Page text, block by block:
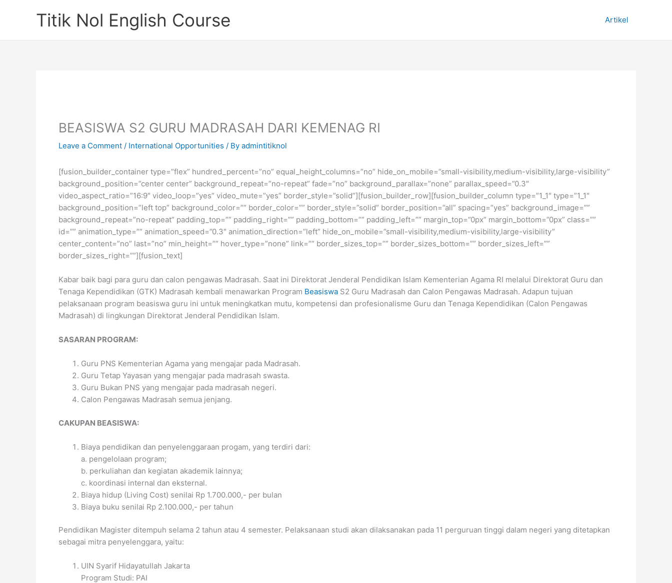
Titik Nol English Course Artikel
BEASISWA S2 GURU MADRASAH DARI KEMENAG RI
Leave a Comment / International Opportunities / By admintitiknol
[fusion_builder_container type=”flex” hundred_percent=”no” equal_height_columns=”no” hide_on_mobile=”small-visibility,medium-visibility,large-visibility”
background_position=”center center” background_repeat=”no-repeat” fade=”no” background_parallax=”none” parallax_speed=”0.3″
video_aspect_ratio=”16:9″ video_loop=”yes” video_mute=”yes” border_style=”solid”][fusion_builder_row][fusion_builder_column type=”1_1″ type=”1_1″
background_position=”left top” background_color=”” border_color=”” border_style=”solid” border_position=”all” spacing=”yes” background_image=””
background_repeat=”no-repeat” padding_top=”” padding_right=”” padding_bottom=”” padding_left=”” margin_top=”0px” margin_bottom=”0px” class=””
id=”” animation_type=”” animation_speed=”0.3″ animation_direction=”left” hide_on_mobile=”small-visibility,medium-visibility,large-visibility”
center_content=”no” last=”no” min_height=”” hover_type=”none” link=”” border_sizes_top=”” border_sizes_bottom=”” border_sizes_left=””
border_sizes_right=””][fusion_text]
Kabar baik bagi para guru dan calon pengawas Madrasah. Saat ini Direktorat Jenderal Pendidikan Islam Kementerian Agama RI melalui Direktorat Guru dan
Tenaga Kependidikan (GTK) Madrasah kembali menawarkan Program Beasiswa S2 Guru Madrasah dan Calon Pengawas Madrasah. Adapun tujuan
pelaksanaan program beasiswa guru ini untuk meningkatkan mutu, kompetensi dan profesionalisme Guru dan Tenaga Kependidikan (Calon Pengawas
Madrasah) di lingkungan Direktorat Jenderal Pendidikan Islam.
SASARAN PROGRAM:
Guru PNS Kementerian Agama yang mengajar pada Madrasah.
Guru Tetap Yayasan yang mengajar pada madrasah swasta.
Guru Bukan PNS yang mengajar pada madrasah negeri.
Calon Pengawas Madrasah semua jenjang.
CAKUPAN BEASISWA:
Biaya pendidikan dan penyelenggaraan progam, yang terdiri dari:
a. pengelolaan program;
b. perkuliahan dan kegiatan akademik lainnya;
c. koordinasi internal dan eksternal.
Biaya hidup (Living Cost) senilai Rp 1.700.000,- per bulan
Biaya buku senilai Rp 2.100.000,- per tahun
Pendidikan Magister ditempuh selama 2 tahun atau 4 semester. Pelaksanaan studi akan dilaksanakan pada 11 perguruan tinggi dalam negeri yang ditetapkan
sebagai mitra penyelenggara, yaitu:
UIN Syarif Hidayatullah Jakarta
Program Studi: PAI